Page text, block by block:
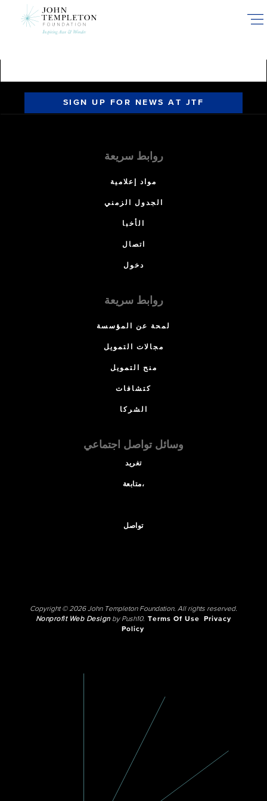
SIGN UP FOR NEWS AT JTF
روابط سريعة
مواد إعلامية
الجدول الزمني
الأخبا
اتصال
دخول
روابط سريعة
لمحة عن المؤسسة
مجالات التمويل
منح التمويل
كتشافات
الشركا
وسائل تواصل اجتماعي
تغريد
متابعة،
تواصل
Copyright © 2026 John Templeton Foundation. All rights reserved.
Nonprofit Web Designby Push10. Terms Of Use
Privacy
Policy